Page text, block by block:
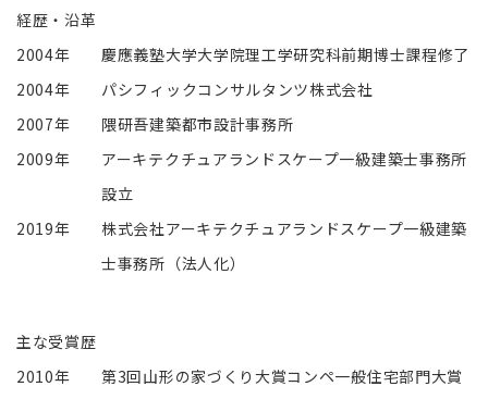
経歴・沿革
2004年
慶應義塾大学大学院理工学研究科前期博士課程修了
2004年
パシフィックコンサルタンツ株式会社
2007年
隈研吾建築都市設計事務所
2009年
アーキテクチュアランドスケープ一級建築士事務所
設立
2019年
株式会社アーキテクチュアランドスケープ一級建築
士事務所（法人化）
主な受賞歴
2010年
第3回山形の家づくり大賞コンペ一般住宅部門大賞